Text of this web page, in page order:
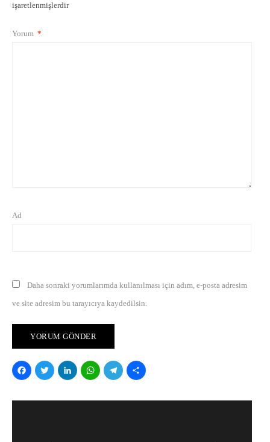
işaretlenmişlerdir
Yorum *
Ad
Daha sonraki yorumlarımda kullanılması için adım, e-posta adresim
ve site adresim bu tarayıcıya kaydedilsin.
Facebook
Twitter
LinkedIn
WhatsApp
Telegram